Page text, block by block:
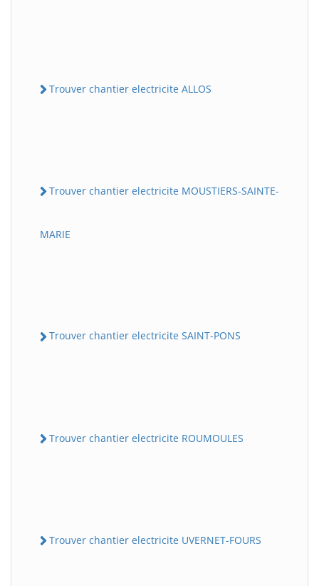
Trouver chantier electricite ALLOS
Trouver chantier electricite MOUSTIERS-SAINTE-
MARIE
Trouver chantier electricite SAINT-PONS
Trouver chantier electricite ROUMOULES
Trouver chantier electricite UVERNET-FOURS